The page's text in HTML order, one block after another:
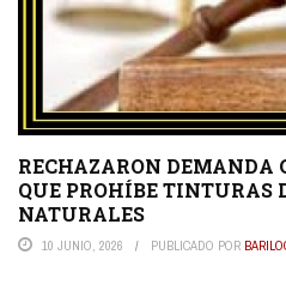
RECHAZARON DEMANDA
QUE PROHÍBE TINTURAS
NATURALES
10 JUNIO, 2026 PUBLICADO POR